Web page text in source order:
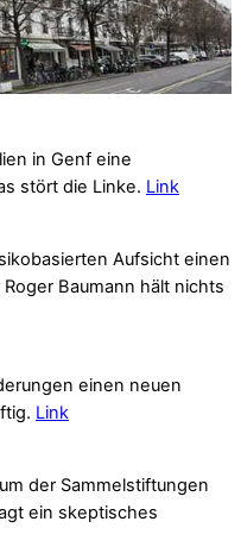
in Genf eine
stört die Linke. Link
Aufsicht einen
Baumann hält nichts
einen neuen
Link
der Sammelstiftungen
ein skeptisches